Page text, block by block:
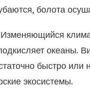
болота
Изменяющийся
океаны.
быстро
экосистемы.